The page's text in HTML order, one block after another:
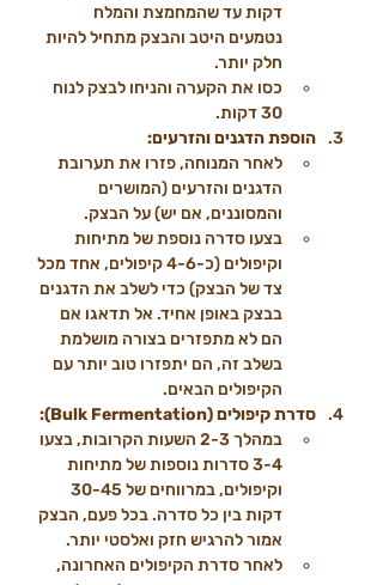
דקות עד שהמחמצת והמלח
נטמעים היטב והבצק מתחיל להיות
חלק יותר.
כסו את הקערה והניחו לבצק לנוח
30 דקות.
הוספת הדגנים והזרעים:
לאחר המנוחה, פזרו את תערובת
הדגנים והזרעים (המושרים
והמסוננים, אם יש) על הבצק.
בצעו סדרה נוספת של מתיחות
וקיפולים (כ-4-6 קיפולים, אחד מכל
צד של הבצק) כדי לשלב את הדגנים
בבצק באופן אחיד. אל תדאגו אם
הם לא מתפזרים בצורה מושלמת
בשלב זה, הם יתפזרו טוב יותר עם
הקיפולים הבאים.
סדרת קיפולים (Bulk Fermentation):
במהלך 2-3 השעות הקרובות, בצעו
3-4 סדרות נוספות של מתיחות
דקות בין כל סדרה. בכל פעם, הבצק
אמור להרגיש חזק ואלסטי יותר.
לאחר סדרת הקיפולים האחרונה,